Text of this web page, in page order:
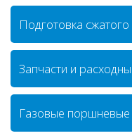
Подготовка сжатого
Запчасти и
Газовые